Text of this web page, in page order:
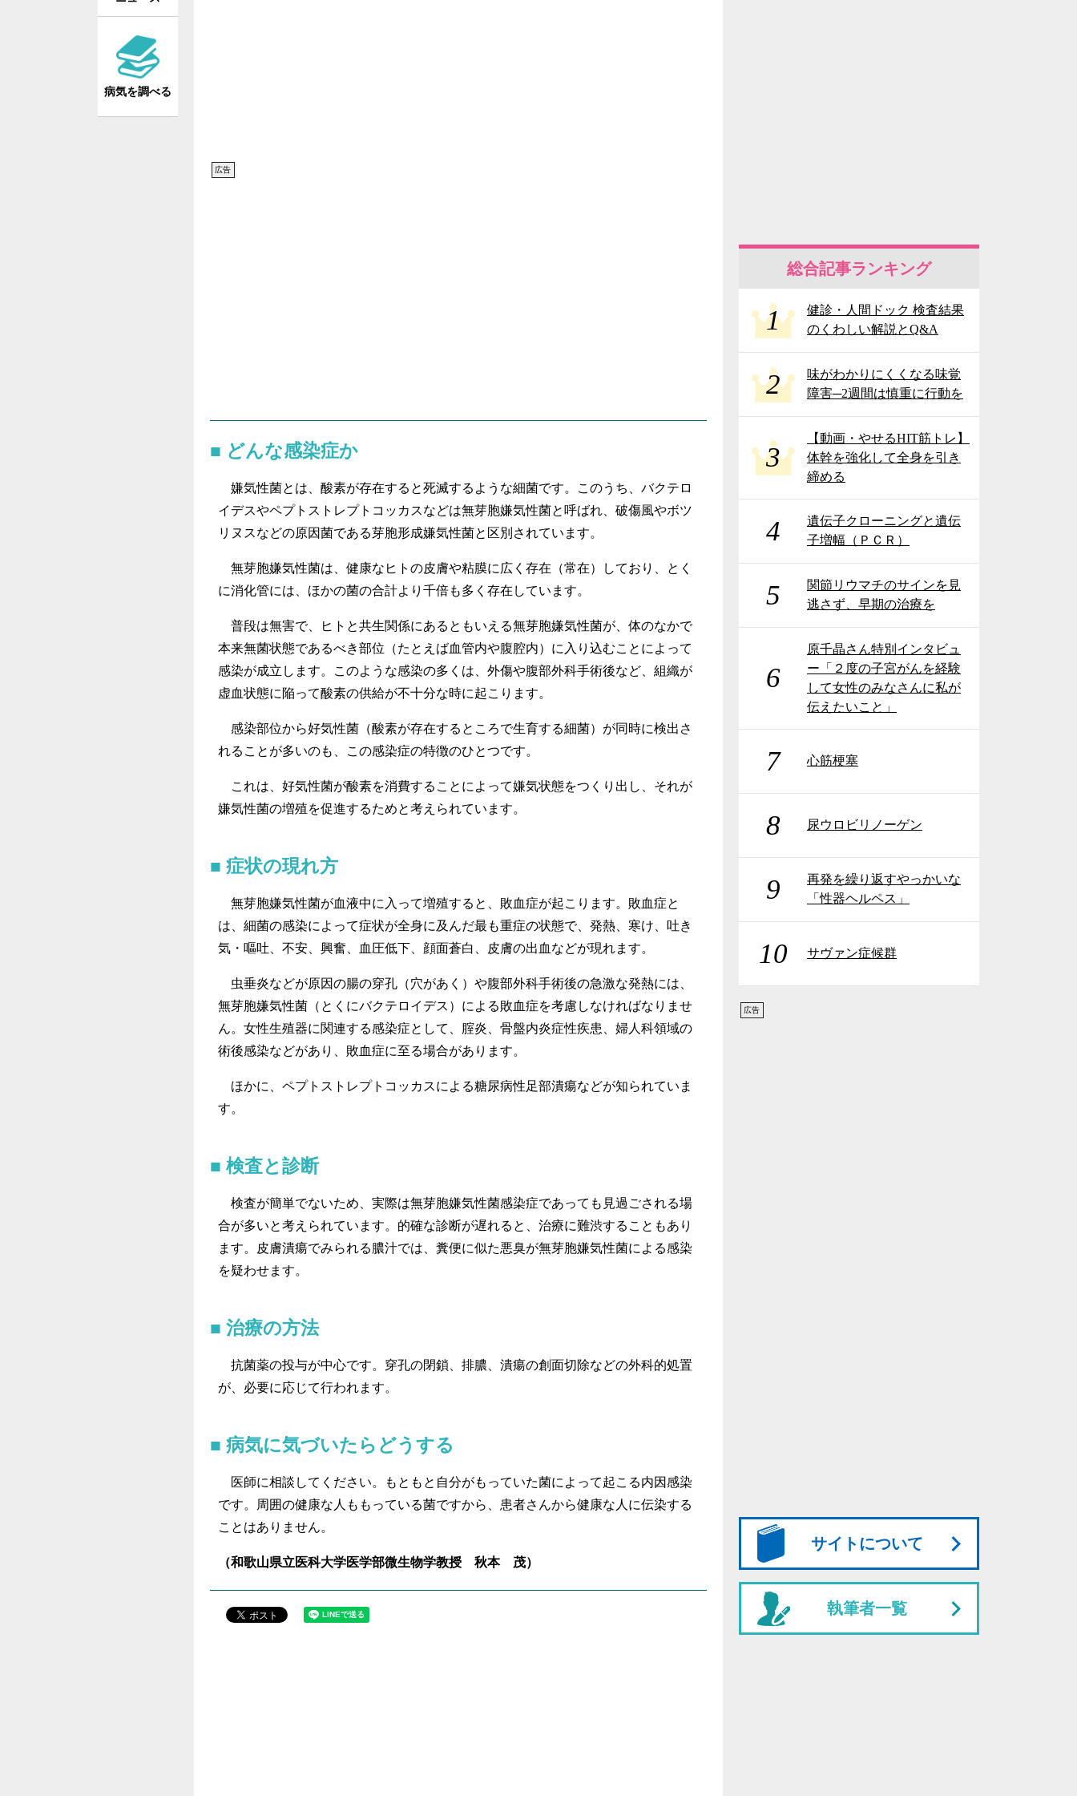
病気を調べる
広告
どんな感染症か
嫌気性菌とは、酸素が存在すると死滅するような細菌です。このうち、バクテロ
イデスやペプトストレプトコッカスなどは無芽胞嫌気性菌と呼ばれ、破傷風やボツ
リヌスなどの原因菌である芽胞形成嫌気性菌と区別されています。
無芽胞嫌気性菌は、健康なヒトの皮膚や粘膜に広く存在（常在）しており、とく
に消化管には、ほかの菌の合計より千倍も多く存在しています。
普段は無害で、ヒトと共生関係にあるともいえる無芽胞嫌気性菌が、体のなかで
本来無菌状態であるべき部位（たとえば血管内や腹腔内）に入り込むことによって
感染が成立します。このような感染の多くは、外傷や腹部外科手術後など、組織が
虚血状態に陥って酸素の供給が不十分な時に起こります。
感染部位から好気性菌（酸素が存在するところで生育する細菌）が同時に検出さ
れることが多いのも、この感染症の特徴のひとつです。
これは、好気性菌が酸素を消費することによって嫌気状態をつくり出し、それが
嫌気性菌の増殖を促進するためと考えられています。
症状の現れ方
無芽胞嫌気性菌が血液中に入って増殖すると、敗血症が起こります。敗血症と
は、細菌の感染によって症状が全身に及んだ最も重症の状態で、発熱、寒け、吐き
気・嘔吐、不安、興奮、血圧低下、顔面蒼白、皮膚の出血などが現れます。
虫垂炎などが原因の腸の穿孔（穴があく）や腹部外科手術後の急激な発熱には、
無芽胞嫌気性菌（とくにバクテロイデス）による敗血症を考慮しなければなりませ
ん。女性生殖器に関連する感染症として、腟炎、骨盤内炎症性疾患、婦人科領域の
術後感染などがあり、敗血症に至る場合があります。
ほかに、ペプトストレプトコッカスによる糖尿病性足部潰瘍などが知られていま
す。
検査と診断
検査が簡単でないため、実際は無芽胞嫌気性菌感染症であっても見過ごされる場
合が多いと考えられています。的確な診断が遅れると、治療に難渋することもあり
ます。皮膚潰瘍でみられる膿汁では、糞便に似た悪臭が無芽胞嫌気性菌による感染
を疑わせます。
治療の方法
抗菌薬の投与が中心です。穿孔の閉鎖、排膿、潰瘍の創面切除などの外科的処置
が、必要に応じて行われます。
病気に気づいたらどうする
医師に相談してください。もともと自分がもっていた菌によって起こる内因感染
です。周囲の健康な人ももっている菌ですから、患者さんから健康な人に伝染する
ことはありません。
（和歌山県立医科大学医学部微生物学教授 秋本 茂）
総合記事ランキング
1
健診・人間ドック 検査結果
のくわしい解説とQ&A
2
味がわかりにくくなる味覚
障害─2週間は慎重に行動を
3
【動画・やせるHIT筋トレ】
体幹を強化して全身を引き
締める
4
遺伝子クローニングと遺伝
子増幅（ＰＣＲ）
5
関節リウマチのサインを見
逃さず、早期の治療を
6
原千晶さん特別インタビュ
ー「２度の子宮がんを経験
して女性のみなさんに私が
伝えたいこと」
7 心筋梗塞
8 尿ウロビリノーゲン
9
再発を繰り返すやっかいな
「性器ヘルペス」
10 サヴァン症候群
広告
サイトについて
執筆者一覧